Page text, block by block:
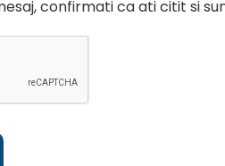
confirmati ca ati citit si